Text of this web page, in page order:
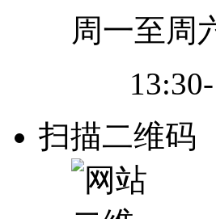
周一至周
扫描二维码